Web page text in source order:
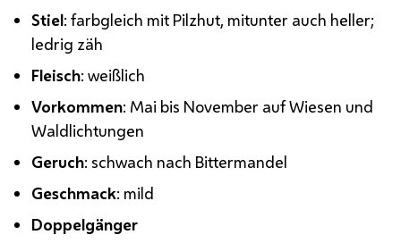
Stiel: farbgleich mit Pilzhut, mitunter auch heller;
ledrig zäh
Fleisch: weißlich
Vorkommen: Mai bis November auf Wiesen und
Waldlichtungen
Geruch: schwach nach Bittermandel
Geschmack: mild
Doppelgänger